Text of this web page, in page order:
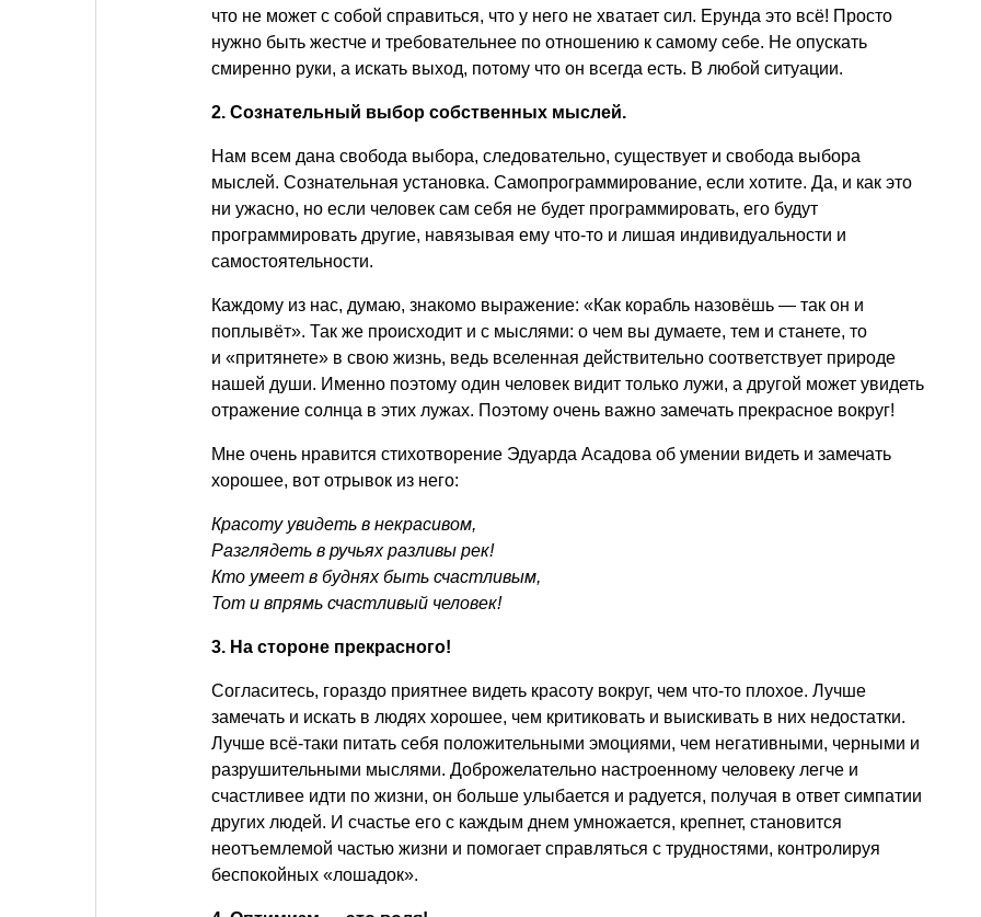
что не может с собой справиться, что у него не хватает сил. Ерунда это всё! Просто
нужно быть жестче и требовательнее по отношению к самому себе. Не опускать
смиренно руки, а искать выход, потому что он всегда есть. В любой ситуации.
2. Сознательный выбор собственных мыслей.
Нам всем дана свобода выбора, следовательно, существует и свобода выбора
мыслей. Сознательная установка. Самопрограммирование, если хотите. Да, и как это
ни ужасно, но если человек сам себя не будет программировать, его будут
программировать другие, навязывая ему что-то и лишая индивидуальности и
самостоятельности.
Каждому из нас, думаю, знакомо выражение: «Как корабль назовёшь — так он и
поплывёт». Так же происходит и с мыслями: о чем вы думаете, тем и станете, то
и «притянете» в свою жизнь, ведь вселенная действительно соответствует природе
нашей души. Именно поэтому один человек видит только лужи, а другой может увидеть
отражение солнца в этих лужах. Поэтому очень важно замечать прекрасное вокруг!
Мне очень нравится стихотворение Эдуарда Асадова об умении видеть и замечать
хорошее, вот отрывок из него:
Красоту увидеть в некрасивом,
Разглядеть в ручьях разливы рек!
Кто умеет в буднях быть счастливым,
Тот и впрямь счастливый человек!
3. На стороне прекрасного!
Согласитесь, гораздо приятнее видеть красоту вокруг, чем что-то плохое. Лучше
замечать и искать в людях хорошее, чем критиковать и выискивать в них недостатки.
Лучше всё-таки питать себя положительными эмоциями, чем негативными, черными и
разрушительными мыслями. Доброжелательно настроенному человеку легче и
счастливее идти по жизни, он больше улыбается и радуется, получая в ответ симпатии
других людей. И счастье его с каждым днем умножается, крепнет, становится
неотъемлемой частью жизни и помогает справляться с трудностями, контролируя
беспокойных «лошадок».